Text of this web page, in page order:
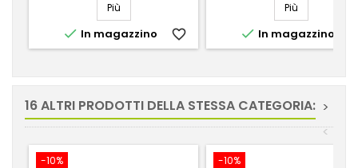
Più
 In magazzino favorite_border
Più
 In magazzino
16 ALTRI PRODOTTI DELLA STESSA CATEGORIA: >
<
-10%
-10%